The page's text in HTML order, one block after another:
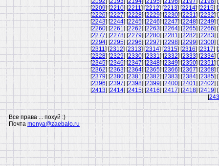
[2209] [2210] [2211] [2212] [2213] [2214] [2215] [
[2226] [2227] [2228] [2229] [2230] [2231] [2232] [
[2243] [2244] [2245] [2246] [2247] [2248] [2249] [
[2260] [2261] [2262] [2263] [2264] [2265] [2266] [
[2277] [2278] [2279] [2280] [2281] [2282] [2283] [
[2294] [2295] [2296] [2297] [2298] [2299] [2300] [
[2311] [2312] [2313] [2314] [2315] [2316] [2317] [
[2328] [2329] [2330] [2331] [2332] [2333] [2334] [
[2345] [2346] [2347] [2348] [2349] [2350] [2351] [
[2362] [2363] [2364] [2365] [2366] [2367] [2368] [
[2379] [2380] [2381] [2382] [2383] [2384] [2385] [
[2396] [2397] [2398] [2399] [2400] [2401] [2402] [
[2413] [2414] [2415] [2416] [2417] [2418] [2419] [
[
Все права ... похуй :)
Почта menya@zaebalo.ru